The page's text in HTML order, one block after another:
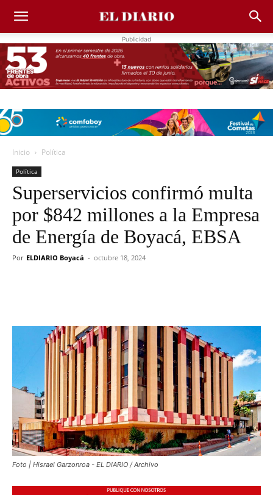
Publicidad
Inicio Política
Política
Superservicios confirmó multa
por $842 millones a la Empresa
de Energía de Boyacá, EBSA
Por ELDIARIO Boyacá - octubre 18, 2024
Foto | Hisrael Garzonroa - EL DIARIO / Archivo